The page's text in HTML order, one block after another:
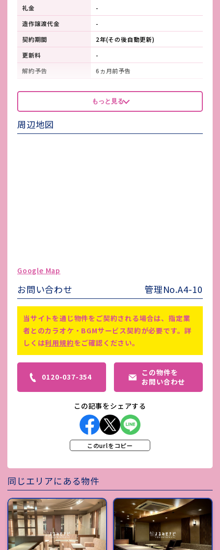
礼金
-
造作譲渡代金
-
契約期間
2年(その後自動更新)
更新料
-
解約予告
6ヵ月前予告
看板製作費
約45,000円(館内6カ所)
看板使用料・
維持管理費
-
鍵交換費
-
備考 スタッフ4～5名で営業可能です。
もっと見る
周辺地図
Google Map
お問い合わせ 管理No.A4-10
当サイトを通じ物件をご契約される場合は、指定業
者とのカラオケ・BGMサービス契約が必要です。詳
しくは利用規約をご確認ください。
0120-037-354
この物件を
お問い合わせ
この記事をシェアする
このurlをコピー
同じエリアにある物件